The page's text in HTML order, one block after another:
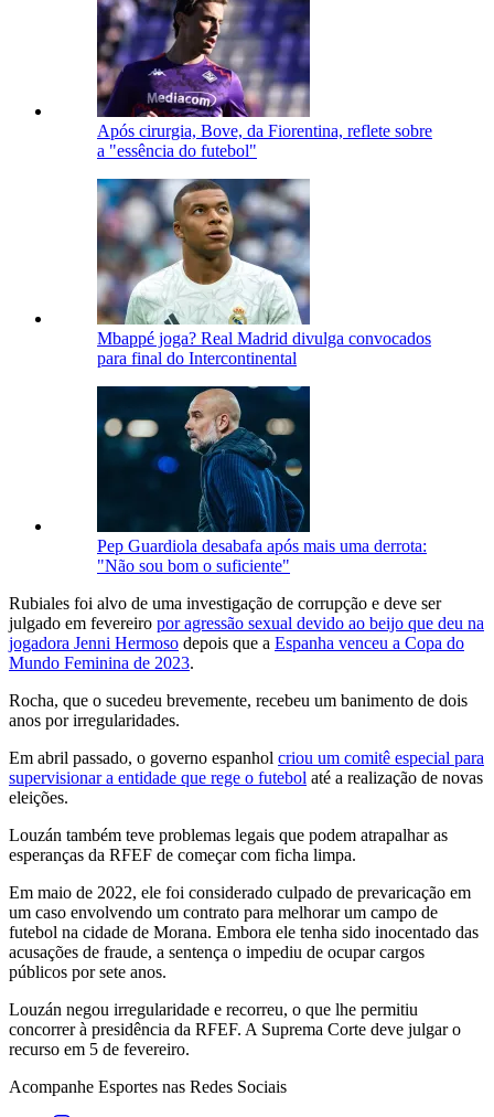
Após cirurgia, Bove, da Fiorentina, reflete sobre
a "essência do futebol"
Mbappé joga? Real Madrid divulga convocados
para final do Intercontinental
Pep Guardiola desabafa após mais uma derrota:
"Não sou bom o suficiente"
Rubiales foi alvo de uma investigação de corrupção e deve ser
julgado em fevereiro por agressão sexual devido ao beijo que deu na
jogadora Jenni Hermoso depois que a Espanha venceu a Copa do
Mundo Feminina de 2023.
Rocha, que o sucedeu brevemente, recebeu um banimento de dois
anos por irregularidades.
Em abril passado, o governo espanhol criou um comitê especial para
supervisionar a entidade que rege o futebol até a realização de novas
eleições.
Louzán também teve problemas legais que podem atrapalhar as
esperanças da RFEF de começar com ficha limpa.
Em maio de 2022, ele foi considerado culpado de prevaricação em
um caso envolvendo um contrato para melhorar um campo de
futebol na cidade de Morana. Embora ele tenha sido inocentado das
acusações de fraude, a sentença o impediu de ocupar cargos
públicos por sete anos.
Louzán negou irregularidade e recorreu, o que lhe permitiu
concorrer à presidência da RFEF. A Suprema Corte deve julgar o
recurso em 5 de fevereiro.
Acompanhe Esportes nas Redes Sociais